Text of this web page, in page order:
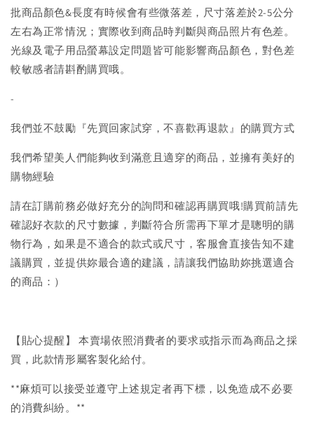
批商品顏色&長度有時候會有些微落差，尺寸落差於2-5公分
左右為正常情況；實際收到商品時判斷與商品照片有色差。
光線及電子用品螢幕設定問題皆可能影響商品顏色，對色差
較敏感者請斟酌購買哦。
-
我們並不鼓勵『先買回家試穿，不喜歡再退款』的購買方式
我們希望美人們能夠收到滿意且適穿的商品，並擁有美好的
購物經驗
請在訂購前務必做好充分的詢問和確認再購買哦!購買前請先
確認好衣款的尺寸數據，判斷符合所需再下單才是聰明的購
物行為，如果是不適合的款式或尺寸，客服會直接告知不建
議購買，並提供妳最合適的建議，請讓我們協助妳挑選適合
的商品：）
【貼心提醒】 本賣場依照消費者的要求或指示而為商品之採
買，此款情形屬客製化給付。
**麻煩可以接受並遵守上述規定者再下標，以免造成不必要
的消費糾紛。**